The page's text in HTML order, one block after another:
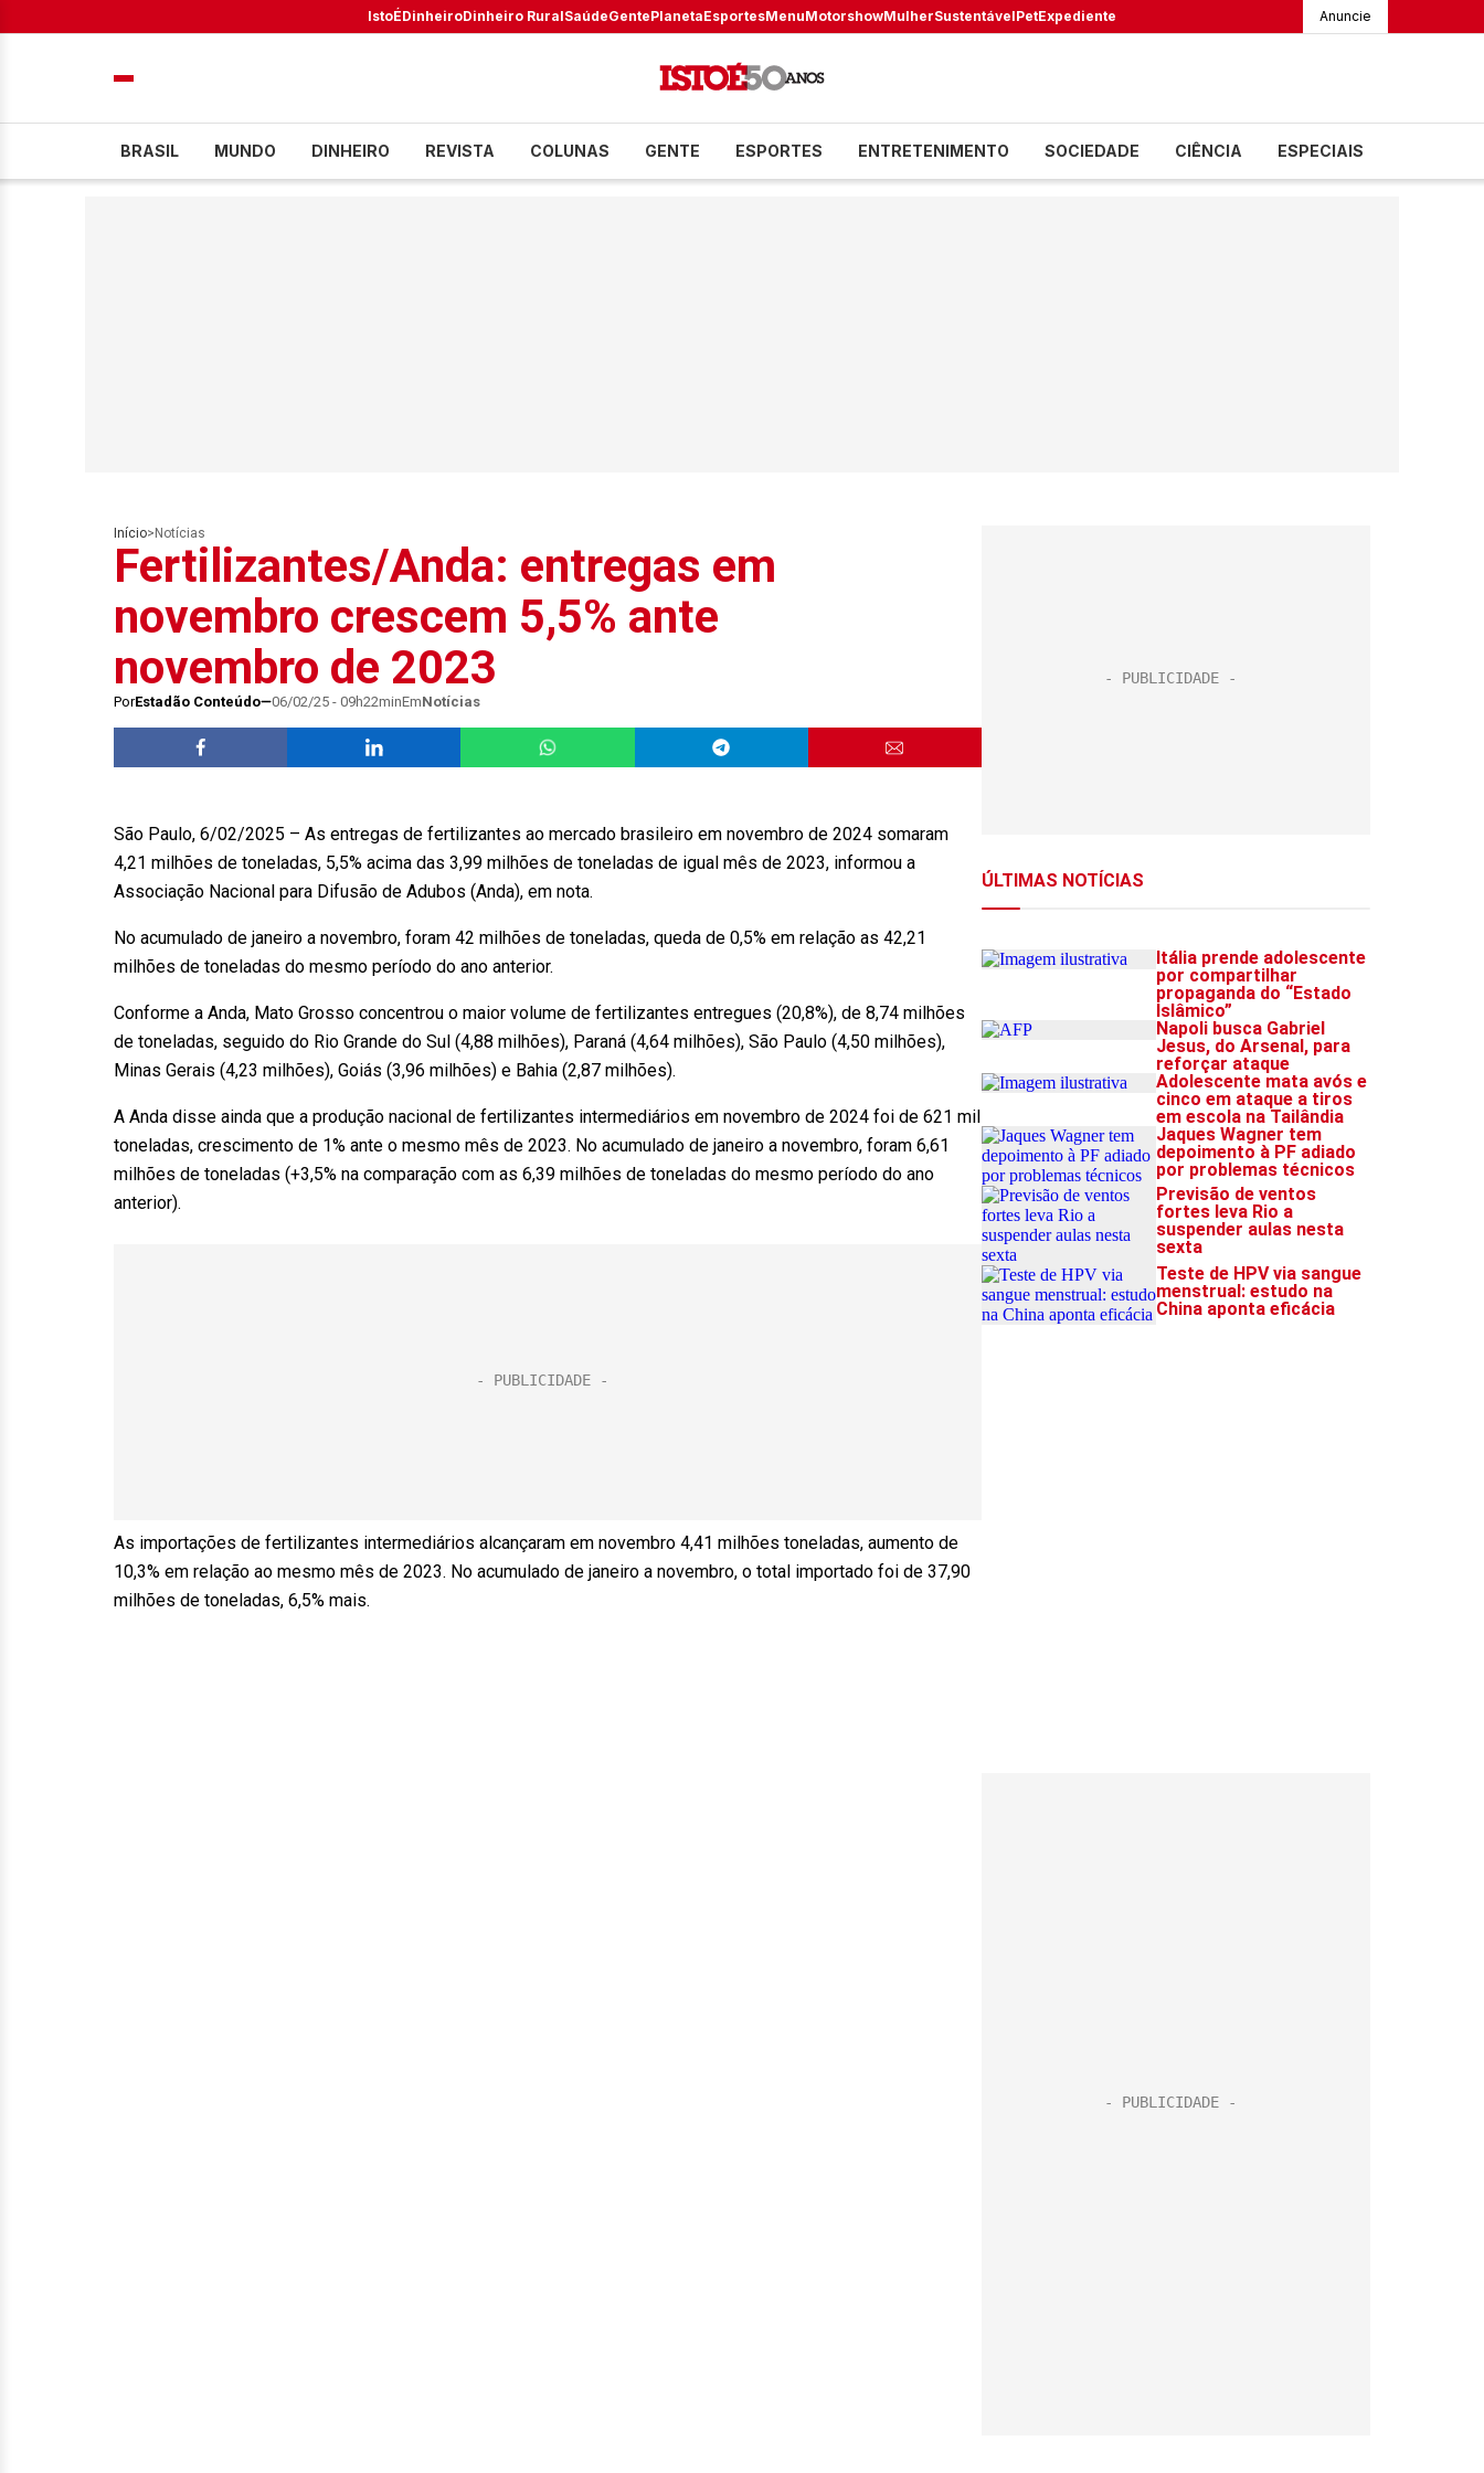
IstoÉDinheiroDinheiro RuralSaúdeGentePlanetaEsportesMenuMotorshowMulherSustentávelPetExpediente Anuncie
BRASIL MUNDO DINHEIRO REVISTA COLUNAS GENTE ESPORTES ENTRETENIMENTO SOCIEDADE CIÊNCIA ESPECIAIS
Início> Notícias
Fertilizantes/Anda: entregas em
novembro crescem 5,5% ante
novembro de 2023
PorEstadão Conteúdo 06/02/25 - 09h22minEmNotícias
São Paulo, 6/02/2025 – As entregas de fertilizantes ao mercado brasileiro em novembro de 2024 somaram
4,21 milhões de toneladas, 5,5% acima das 3,99 milhões de toneladas de igual mês de 2023, informou a
Associação Nacional para Difusão de Adubos (Anda), em nota.
No acumulado de janeiro a novembro, foram 42 milhões de toneladas, queda de 0,5% em relação as 42,21
milhões de toneladas do mesmo período do ano anterior.
Conforme a Anda, Mato Grosso concentrou o maior volume de fertilizantes entregues (20,8%), de 8,74 milhões
de toneladas, seguido do Rio Grande do Sul (4,88 milhões), Paraná (4,64 milhões), São Paulo (4,50 milhões),
Minas Gerais (4,23 milhões), Goiás (3,96 milhões) e Bahia (2,87 milhões).
A Anda disse ainda que a produção nacional de fertilizantes intermediários em novembro de 2024 foi de 621 mil
toneladas, crescimento de 1% ante o mesmo mês de 2023. No acumulado de janeiro a novembro, foram 6,61
milhões de toneladas (+3,5% na comparação com as 6,39 milhões de toneladas do mesmo período do ano
anterior).
As importações de fertilizantes intermediários alcançaram em novembro 4,41 milhões toneladas, aumento de
10,3% em relação ao mesmo mês de 2023. No acumulado de janeiro a novembro, o total importado foi de 37,90
milhões de toneladas, 6,5% mais.